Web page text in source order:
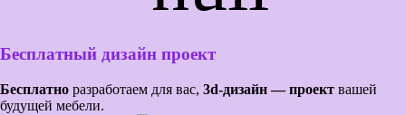
Бесплатный дизайн проект
Бесплатно разработаем для вас, 3d-дизайн — проект вашей
будущей мебели.